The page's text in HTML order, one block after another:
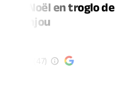
de Noël en troglo de
en-Anjou
(47)